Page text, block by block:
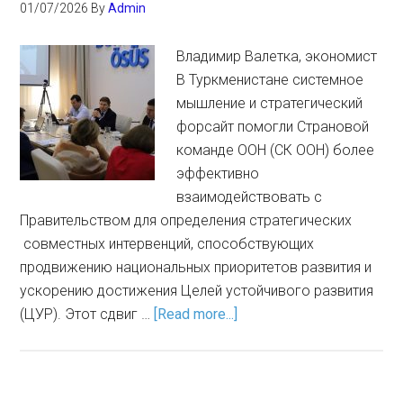
01/07/2026 ByAdmin
Владимир Валетка, экономист
В Туркменистане системное
мышление и стратегический
форсайт помогли Страновой
команде ООН (СК ООН) более
эффективно
взаимодействовать с
Правительством для определения стратегических
совместных интервенций, способствующих
продвижению национальных приоритетов развития и
ускорению достижения Целей устойчивого развития
(ЦУР). Этот сдвиг … [Read more...]